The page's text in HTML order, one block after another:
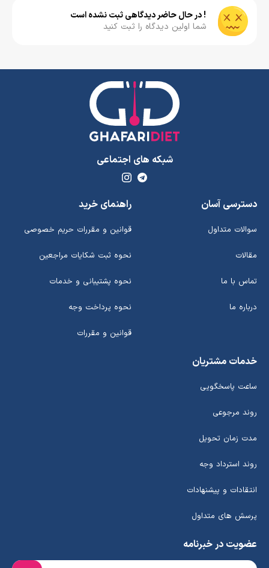
! در حال حاضر دیدگاهی ثبت نشده است
شما اولین دیدگاه را ثبت کنید
شبکه های اجتماعی
دسترسی آسان
سوالات متداول
مقالات
تماس با ما
درباره ما
راهنمای خرید
قوانین و مقررات حریم خصوصی
نحوه ثبت شکایات مراجعین
نحوه پشتیبانی و خدمات
نحوه پرداخت وجه
قوانین و مقررات
خدمات مشتریان
ساعت پاسخگویی
روند مرجوعی
مدت زمان تحویل
روند استرداد وجه
انتقادات و پیشنهادات
پرسش های متداول
عضویت در خبرنامه